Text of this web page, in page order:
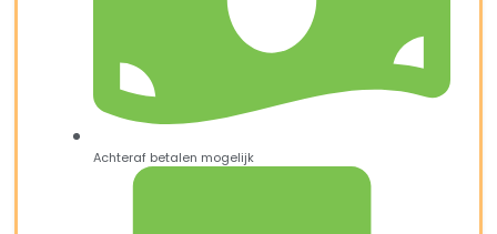
Achteraf betalen mogelijk